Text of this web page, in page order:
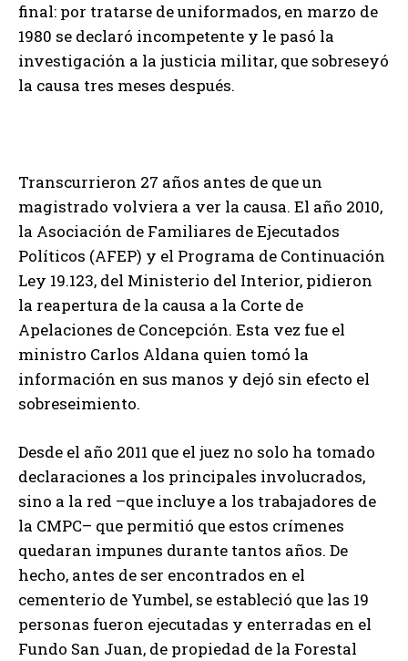
final: por tratarse de uniformados, en marzo de
1980 se declaró incompetente y le pasó la
investigación a la justicia militar, que sobreseyó
la causa tres meses después.
Transcurrieron 27 años antes de que un
magistrado volviera a ver la causa. El año 2010,
la Asociación de Familiares de Ejecutados
Políticos (AFEP) y el Programa de Continuación
Ley 19.123, del Ministerio del Interior, pidieron
la reapertura de la causa a la Corte de
Apelaciones de Concepción. Esta vez fue el
ministro Carlos Aldana quien tomó la
información en sus manos y dejó sin efecto el
sobreseimiento.
Desde el año 2011 que el juez no solo ha tomado
declaraciones a los principales involucrados,
sino a la red –que incluye a los trabajadores de
la CMPC– que permitió que estos crímenes
quedaran impunes durante tantos años. De
hecho, antes de ser encontrados en el
cementerio de Yumbel, se estableció que las 19
personas fueron ejecutadas y enterradas en el
Fundo San Juan, de propiedad de la Forestal